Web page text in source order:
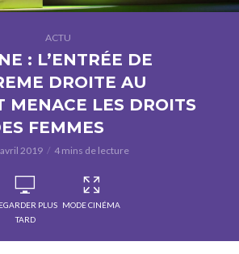
ACTU
: L’ENTRÉE DE
DROITE AU
MENACE LES DROITS
FEMMES
2019 4 mins de lecture
PLUS
TARD
MODE CINÉMA